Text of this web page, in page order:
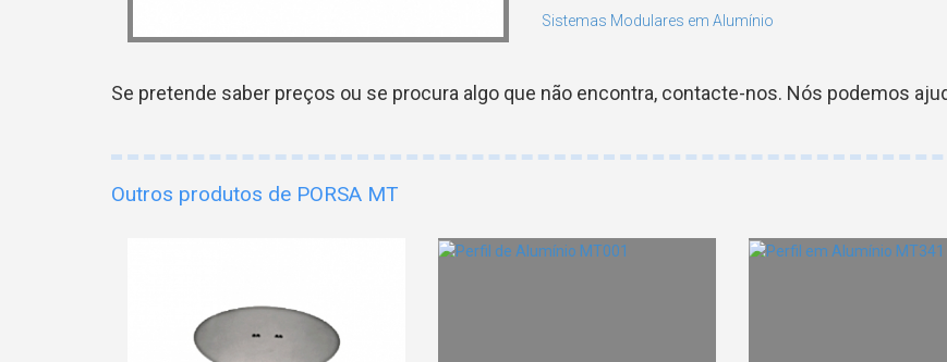
Sistemas Modulares em Alumínio
Se pretende saber preços ou se procura algo que não encontra, contacte-nos. Nós podemos
Outros produtos de PORSA MT